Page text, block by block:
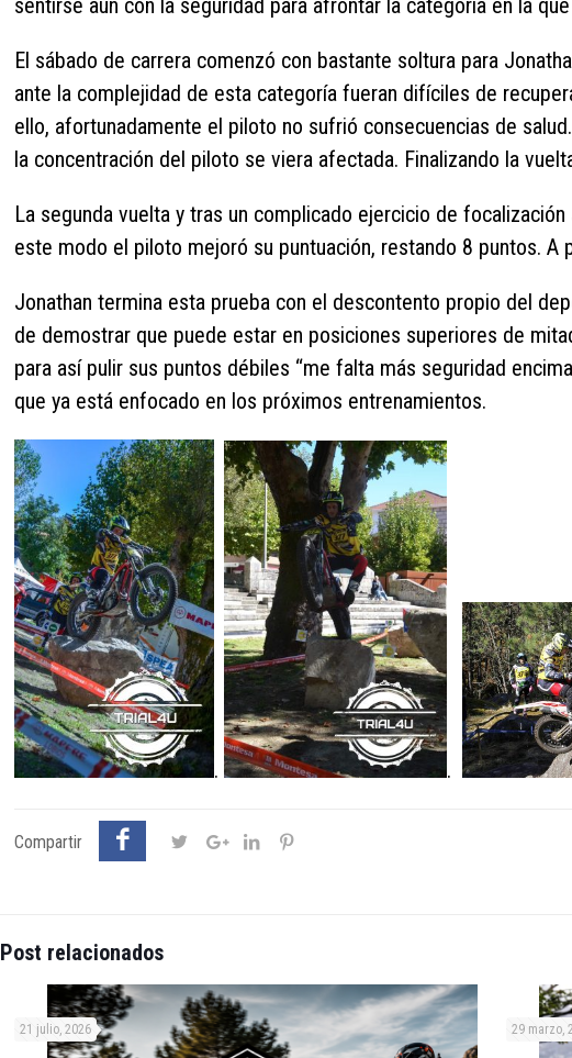
sentirse aún con la seguridad para afrontar la categoría en la
El sábado de carrera comenzó con bastante soltura para
ante la complejidad de esta categoría fueran difíciles de
ello, afortunadamente el piloto no sufrió consecuencias de
la concentración del piloto se viera afectada. Finalizando la
La segunda vuelta y tras un complicado ejercicio de
este modo el piloto mejoró su puntuación, restando 8 puntos.
Jonathan termina esta prueba con el descontento propio del
de demostrar que puede estar en posiciones superiores de
para así pulir sus puntos débiles “me falta más seguridad
que ya está enfocado en los próximos entrenamientos.
. .
Compartir
Post relacionados
21 julio, 2026 29 marzo,